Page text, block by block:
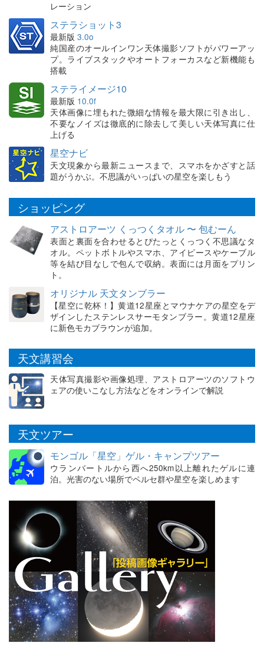
レーション
ステラショット3
最新版 3.0o
純国産のオールインワン天体撮影ソフトがパワーアッ
プ。ライブスタックやオートフォーカスなど新機能も
搭載
ステライメージ10
最新版 10.0f
天体画像に埋もれた微細な情報を最大限に引き出し、
不要なノイズは徹底的に除去して美しい天体写真に仕
上げる
星空ナビ
天文現象から最新ニュースまで、スマホをかざすと話
題がうかぶ。不思議がいっぱいの星空を楽しもう
ショッピング
アストロアーツ くっつくタオル 〜 包むーん
表面と裏面を合わせるとぴたっとくっつく不思議なタ
オル。ペットボトルやスマホ、アイピースやケーブル
等を結び目なしで包んで収納。表面には月面をプリン
ト。
オリジナル 天文タンブラー
【星空に乾杯！】黄道12星座とマウナケアの星空をデ
ザインしたステンレスサーモタンブラー。黄道12星座
に新色モカブラウンが追加。
天文講習会
天体写真撮影や画像処理、アストロアーツのソフトウ
ェアの使いこなし方法などをオンラインで解説
天文ツアー
モンゴル「星空」ゲル・キャンプツアー
ウランバートルから西へ250km以上離れたゲルに連
泊。光害のない場所でペルセ群や星空を楽しめます